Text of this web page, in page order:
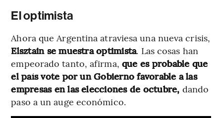
El optimista
Ahora que Argentina atraviesa una nueva crisis,
Elsztain se muestra optimista. Las cosas han
empeorado tanto, afirma, que es probable que
el país vote por un Gobierno favorable a las
empresas en las elecciones de octubre, dando
paso a un auge económico.